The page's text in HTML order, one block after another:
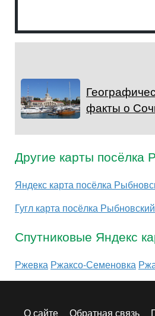
факты о
Другие карты посёлка
Яндекс карта посёлка
Гугл карта посёлка
Спутниковые Яндекс
Ржевка Ржаксо-Семеновка
О сайте Обратная связь